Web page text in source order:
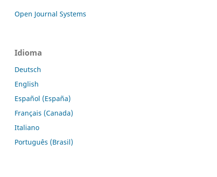
Open Journal Systems
Idioma
Deutsch
English
Español (España)
Français (Canada)
Italiano
Português (Brasil)